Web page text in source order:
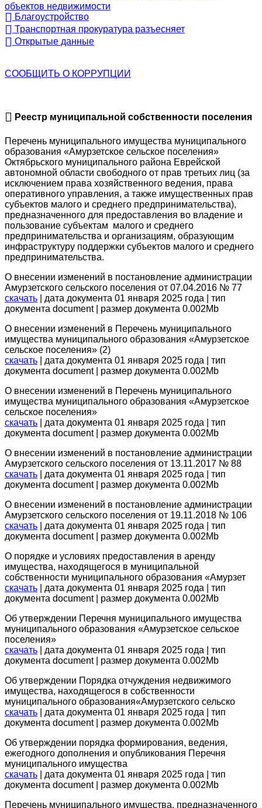
объектов недвижимости
Благоустройство
Транспортная прокуратура разъесняет
Открытые данные
СООБЩИТЬ О КОРРУПЦИИ
Реестр муниципальной собственности поселения
Перечень муниципального имущества муниципального
образования «Амурзетское сельское поселения»
Октябрьского муниципального района Еврейской
автономной области свободного от прав третьих лиц (за
исключением права хозяйственного ведения, права
оперативного управления, а также имущественных прав
субъектов малого и среднего предпринимательства),
предназначенного для предоставления во владение и
пользование субъектам малого и среднего
предпринимательства и организациям, образующим
инфраструктуру поддержки субъектов малого и среднего
предпринимательства.
О внесении изменений в постановление администрации
Амурзетского сельского поселения от 07.04.2016 № 77
скачать | дата документа 01 января 2025 года | тип
документа document | размер документа 0.002Mb
О внесении изменений в Перечень муниципального
имущества муниципального образования «Амурзетское
сельское поселения» (2)
скачать | дата документа 01 января 2025 года | тип
документа document | размер документа 0.002Mb
О внесении изменений в Перечень муниципального
имущества муниципального образования «Амурзетское
сельское поселения»
скачать | дата документа 01 января 2025 года | тип
документа document | размер документа 0.002Mb
О внесении изменений в постановление администрации
Амурзетского сельского поселения от 13.11.2017 № 88
скачать | дата документа 01 января 2025 года | тип
документа document | размер документа 0.002Mb
О внесении изменений в постановление администрации
Амурзетского сельского поселения от 19.11.2018 № 106
скачать | дата документа 01 января 2025 года | тип
документа document | размер документа 0.002Mb
О порядке и условиях предоставления в аренду
имущества, находящегося в муниципальной
собственности муниципального образования «Амурзет
скачать | дата документа 01 января 2025 года | тип
документа document | размер документа 0.002Mb
Об утверждении Перечня муниципального имущества
муниципального образования «Амурзетское сельское
поселения»
скачать | дата документа 01 января 2025 года | тип
документа document | размер документа 0.002Mb
Об утверждении Порядка отчуждения недвижимого
имущества, находящегося в собственности
муниципального образования«Амурзетского сельско
скачать | дата документа 01 января 2025 года | тип
документа document | размер документа 0.002Mb
Об утверждении порядка формирования, ведения,
ежегодного дополнения и опубликования Перечня
муниципального имущества
скачать | дата документа 01 января 2025 года | тип
документа document | размер документа 0.002Mb
Перечень муниципального имущества, предназначенного